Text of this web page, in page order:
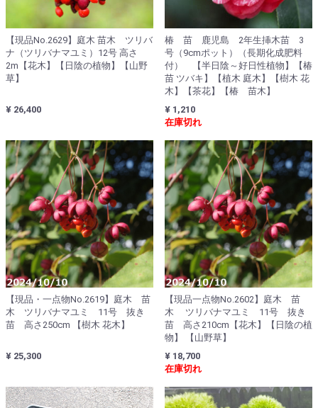
【現品No.2629】庭木 苗木 ツリバ
ナ（ツリバナマユミ）12号 高さ
2m【花木】【日陰の植物】【山野
草】
¥ 26,400
椿 苗 鹿児島 2年生挿木苗 3
号（9cmポット）（長期化成肥料
付） 【半日陰～好日性植物】【椿
苗 ツバキ】【植木 庭木】【樹木 花
木】【茶花】【椿 苗木】
¥ 1,210
在庫切れ
【現品・一点物No.2619】庭木 苗
木 ツリバナマユミ 11号 抜き
苗 高さ250cm 【樹木 花木】
¥ 25,300
【現品一点物No.2602】庭木 苗
木 ツリバナマユミ 11号 抜き
苗 高さ210cm【花木】【日陰の植
物】 【山野草】
¥ 18,700
在庫切れ